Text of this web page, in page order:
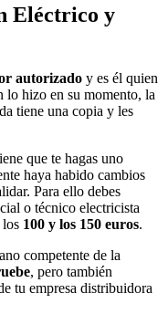
Eléctrico y
autorizado y es él quien
lo hizo en su momento, la
tiene una copia y les
que te hagas uno
haya habido cambios
Para ello debes
o técnico electricista
los 100 y los 150 euros.
competente de la
, pero también
tu empresa distribuidora